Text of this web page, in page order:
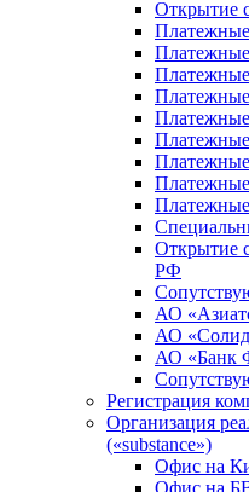
Открытие
Открытие
РФ
АО
АО
АО
Регистрация
Организация
(«substance»)
Офис на
Офис на